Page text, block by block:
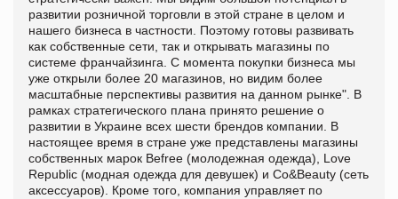
развитии розничной торговли в этой стране в целом и
нашего бизнеса в частности. Поэтому готовы развивать
как собственные сети, так и открывать магазины по
системе франчайзинга. С момента покупки бизнеса мы
уже открыли более 20 магазинов, но видим более
масштабные перспективы развития на данном рынке". В
рамках стратегического плана принято решение о
развитии в Украине всех шести брендов компании. В
настоящее время в стране уже представлены магазины
собственных марок Befree (молодежная одежда), Love
Republic (модная одежда для девушек) и Сo&Beauty (сеть
аксессуаров). Кроме того, компания управляет по